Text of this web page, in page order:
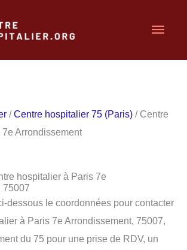
/Centre hospitalier 75 (Paris) / Centre
Arrondissement
hospitalier à Paris 7e
75007
dessous le coordonnées pour contacter
à Paris 7e Arrondissement, 75007,
du 75 pour une prise de RDV, un